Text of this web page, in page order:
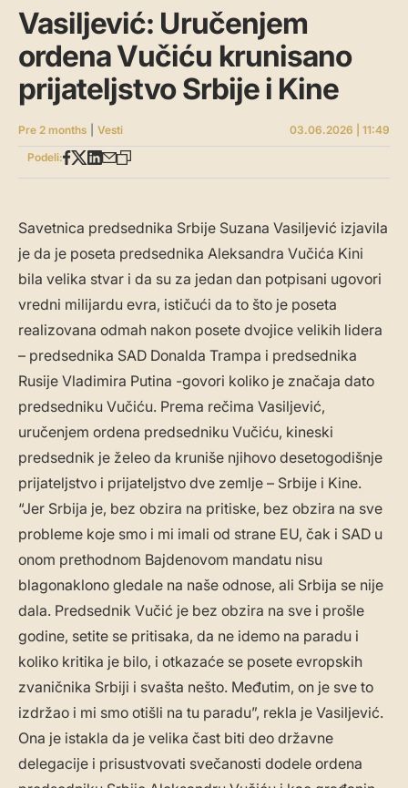
Vasiljević: Uručenjem
ordena Vučiću krunisano
prijateljstvo Srbije i Kine
Pre 2 months Vesti
03.06.2026 | 11:49
Podeli:
Savetnica predsednika Srbije Suzana Vasiljević izjavila
je da je poseta predsednika Aleksandra Vučića Kini
bila velika stvar i da su za jedan dan potpisani ugovori
vredni milijardu evra, ističući da to što je poseta
realizovana odmah nakon posete dvojice velikih lidera
– predsednika SAD Donalda Trampa i predsednika
Rusije Vladimira Putina -govori koliko je značaja dato
predsedniku Vučiću. Prema rečima Vasiljević,
uručenjem ordena predsedniku Vučiću, kineski
predsednik je želeo da kruniše njihovo desetogodišnje
prijateljstvo i prijateljstvo dve zemlje – Srbije i Kine.
“Jer Srbija je, bez obzira na pritiske, bez obzira na sve
probleme koje smo i mi imali od strane EU, čak i SAD u
onom prethodnom Bajdenovom mandatu nisu
blagonaklono gledale na naše odnose, ali Srbija se nije
dala. Predsednik Vučić je bez obzira na sve i prošle
godine, setite se pritisaka, da ne idemo na paradu i
koliko kritika je bilo, i otkazaće se posete evropskih
zvaničnika Srbiji i svašta nešto. Međutim, on je sve to
izdržao i mi smo otišli na tu paradu”, rekla je Vasiljević.
Ona je istakla da je velika čast biti deo državne
delegacije i prisustvovati svečanosti dodele ordena